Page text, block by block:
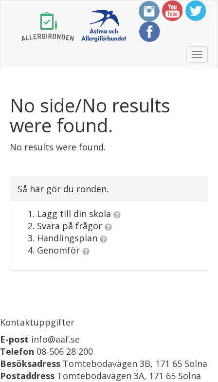
No side/No results
were found.
No results were found.
Så här gör du ronden.
Lägg till din skola
Svara på frågor
Handlingsplan
Genomför
Kontaktuppgifter
E-post info@aaf.se
Telefon 08-506 28 200
Besöksadress Tomtebodavägen 3B, 171 65 Solna
Postaddress Tomtebodavägen 3A, 171 65 Solna